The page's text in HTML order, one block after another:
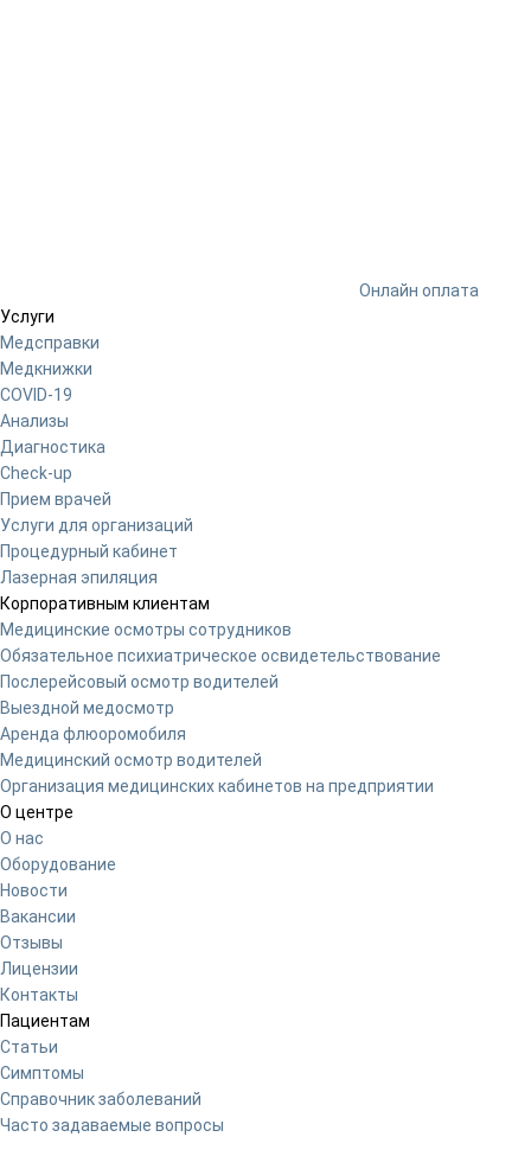
Онлайн оплата
Услуги
Медсправки
Медкнижки
COVID-19
Анализы
Диагностика
Check-up
Прием врачей
Услуги для организаций
Процедурный кабинет
Лазерная эпиляция
Корпоративным клиентам
Медицинские осмотры сотрудников
Обязательное психиатрическое освидетельствование
Послерейсовый осмотр водителей
Выездной медосмотр
Аренда флюоромобиля
Медицинский осмотр водителей
Организация медицинских кабинетов на предприятии
О центре
О нас
Оборудование
Новости
Вакансии
Отзывы
Лицензии
Контакты
Пациентам
Статьи
Симптомы
Справочник заболеваний
Часто задаваемые вопросы